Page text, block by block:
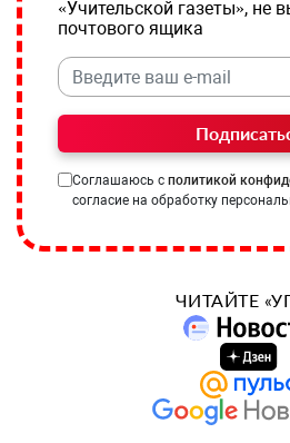
«Учительской газеты», не
почтового ящика
Соглашаюсь с политикой
согласие на обработку
ЧИТАЙТЕ